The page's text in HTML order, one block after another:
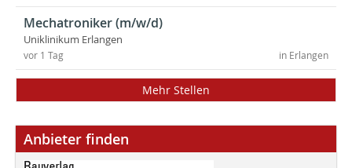
Mechatroniker (m/w/d)
Uniklinikum Erlangen
in Erlangen
vor 1 Tag
Mehr Stellen
Anbieter finden